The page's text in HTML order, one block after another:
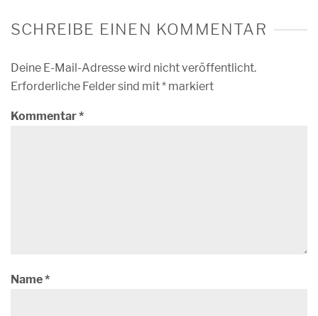
SCHREIBE EINEN KOMMENTAR
Deine E-Mail-Adresse wird nicht veröffentlicht.
Erforderliche Felder sind mit* markiert
Kommentar*
Name*